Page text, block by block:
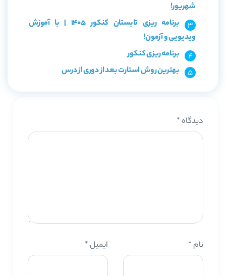
شهریور!
برنامه ریزی تابستان کنکور 1405 | با آموزش
ویدیویی و آزمون!
برنامه ریزی کنکور
بهترین روش استارت بعد از دوری از درس
دیدگاه *
نام * ایمیل*